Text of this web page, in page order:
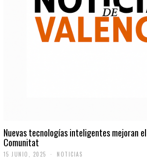
Nuevas tecnologías inteligentes mejoran
Comunitat
15 JUNIO, 2025 NOTICIAS